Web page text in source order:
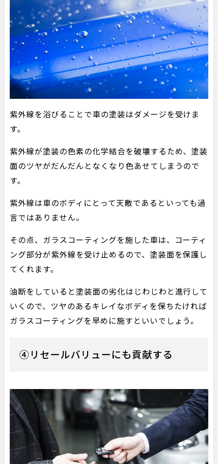
紫外線を浴びることで車の塗装はダメージを受けま
す。
紫外線が塗装の色素の化学結合を破壊するため、塗装
面のツヤがだんだんとなくなり色あせてしまうので
す。
紫外線は車のボディにとって天敵であるといっても過
言ではありません。
その点、ガラスコーティングを施した車は、コーティ
ング部分が紫外線を受け止めるので、塗装面を保護し
てくれます。
油断をしていると塗装面の劣化はじわじわと進行して
いくので、ツヤのあるキレイなボディを保ちたければ
ガラスコーティングを早めに施すといいでしょう。
④リセールバリューにも貢献する